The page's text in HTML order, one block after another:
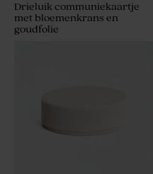
Drieluik communiekaartje
met bloemenkrans en
goudfolie